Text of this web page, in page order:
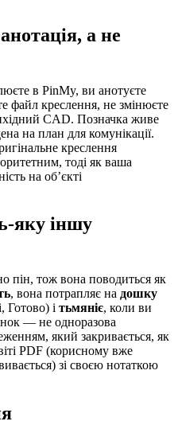
а не
в PinMy, ви анотуєте
файл креслення, не змінюєте
CAD. Позначка живе
на план для комунікації.
креслення
тоді як ваша
на об’єкті
яку іншу
пін, тож вона поводиться як
, вона потрапляє на дошку
Готово) і тьмяніє, коли ви
— не одноразова
який закривається, як
PDF (корисному вже
зі своєю нотаткою